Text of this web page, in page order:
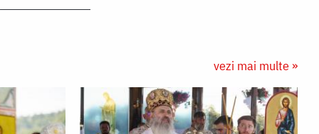
vezi mai multe »